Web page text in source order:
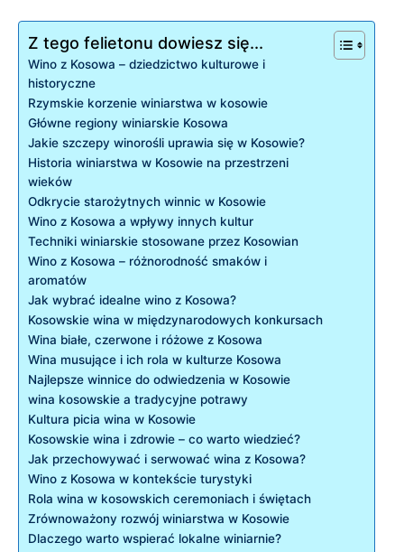
Z tego felietonu dowiesz się...
Wino z ​Kosowa – ⁢dziedzictwo kulturowe ⁣i
historyczne
Rzymskie korzenie​ winiarstwa ‌w ⁤kosowie
Główne ‍regiony winiarskie Kosowa
Jakie szczepy ​winorośli uprawia się ​w Kosowie?
Historia winiarstwa w​ Kosowie na⁢ przestrzeni⁤
wieków
Odkrycie starożytnych winnic w Kosowie
Wino⁢ z Kosowa ⁣a wpływy innych kultur
Techniki ​winiarskie stosowane przez Kosowian
Wino z‍ Kosowa – ⁢różnorodność smaków⁢ i
aromatów
Jak⁣ wybrać idealne ​wino z⁤ Kosowa?
Kosowskie wina w międzynarodowych konkursach
Wina białe, czerwone⁤ i różowe⁢ z Kosowa
Wina musujące i ⁢ich rola w kulturze Kosowa
Najlepsze⁢ winnice do ​odwiedzenia w Kosowie
wina kosowskie a tradycyjne potrawy
Kultura picia ​wina w Kosowie
Kosowskie wina i zdrowie – co warto wiedzieć?
Jak przechowywać i‍ serwować wina z Kosowa?
Wino z‌ Kosowa w kontekście turystyki
Rola wina w⁢ kosowskich ceremoniach i świętach
Zrównoważony rozwój​ winiarstwa⁤ w Kosowie
Dlaczego warto wspierać lokalne ⁢winiarnie?